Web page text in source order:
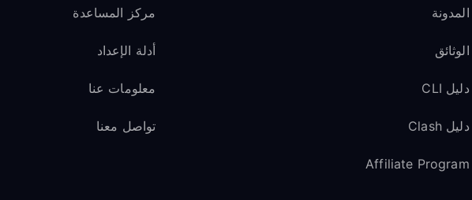
المدونة
الوثائق
دليل CLI
دليل Clash
Affiliate Program
مركز المساعدة
أدلة الإعداد
معلومات عنا
تواصل معنا